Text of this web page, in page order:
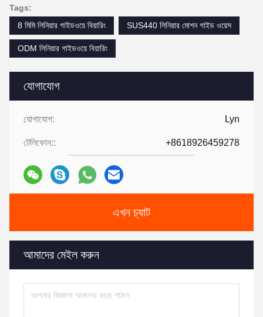
যোগাযোগ
যোগাযোগ: Lyn
টেলিফোন:: +8618926459278
এখন চ্যাট
আমাদের মেইল করুন
Tags:
8 মিমি লিনিয়ার গাইডওয়ে বিয়ারিং
SUS440 লিনিয়ার মোশন গাইড ওয়েস
ODM লিনিয়ার গাইডওয়ে বিয়ারিং